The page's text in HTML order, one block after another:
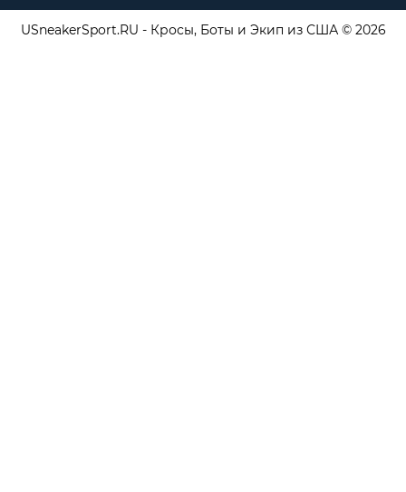
USneakerSport.RU - Кросы, Боты и Экип из США © 2026